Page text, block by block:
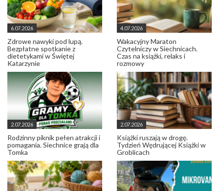
6.07.2026
Zdrowe nawyki pod lupą.
Bezpłatne spotkanie z
dietetykami w Świętej
Katarzynie
4.07.2026
Wakacyjny Maraton
Czytelniczy w Siechnicach.
Czas na książki, relaks i
rozmowy
2.07.2026
Rodzinny piknik pełen atrakcji i
pomagania. Siechnice grają dla
Tomka
2.07.2026
Książki ruszają w drogę.
Tydzień Wędrującej Książki w
Groblicach